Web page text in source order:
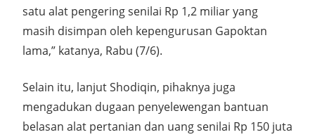
satu alat pengering senilai Rp 1,2 miliar yang
masih disimpan oleh kepengurusan Gapoktan
lama,” katanya, Rabu (7/6).
Selain itu, lanjut Shodiqin, pihaknya juga
mengadukan dugaan penyelewengan bantuan
belasan alat pertanian dan uang senilai Rp 150 juta